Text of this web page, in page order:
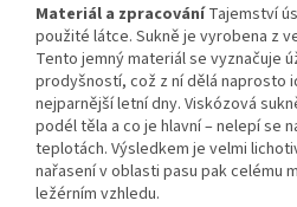
Materiál a zpracováníTajemství
použité látce. Sukně je vyrobena z
Tento jemný materiál se vyznačuje
prodyšností, což z ní dělá naprosto
nejparnější letní dny. Viskózová
podél těla a co je hlavní – nelepí se
teplotách. Výsledkem je velmi
nařasení v oblasti pasu pak celému
ležérním vzhledu.